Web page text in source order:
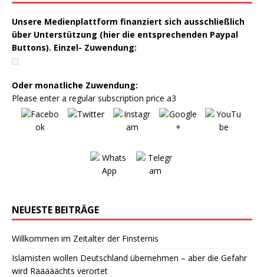
Unsere Medienplattform finanziert sich ausschließlich
über Unterstützung (hier die entsprechenden Paypal
Buttons). Einzel- Zuwendung:
Oder monatliche Zuwendung:
Please enter a regular subscription price a3
NEUESTE BEITRÄGE
Willkommen im Zeitalter der Finsternis
Islamisten wollen Deutschland übernehmen – aber die Gefahr
wird Rääääächts verortet